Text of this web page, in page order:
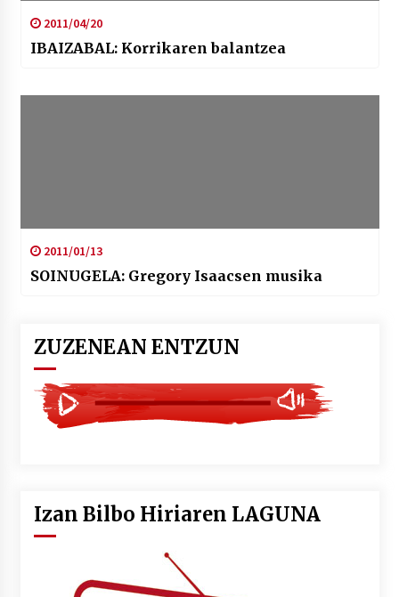
2011/04/20
IBAIZABAL: Korrikaren balantzea
2011/01/13
SOINUGELA: Gregory Isaacsen musika
ZUZENEAN ENTZUN
Izan Bilbo Hiriaren LAGUNA